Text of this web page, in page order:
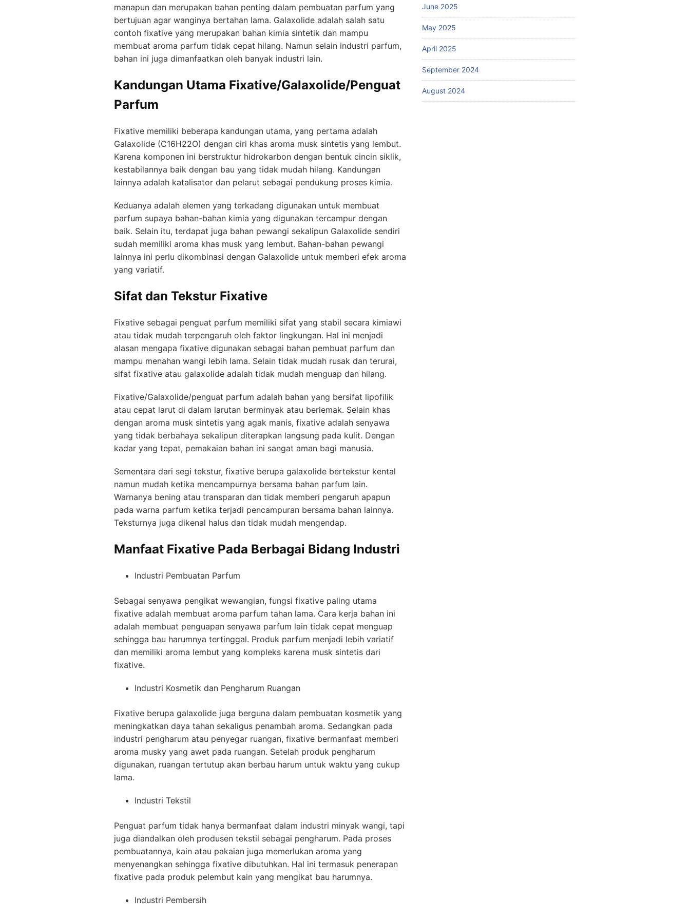
manapun dan merupakan bahan penting dalam pembuatan parfum yang
bertujuan agar wanginya bertahan lama. Galaxolide adalah salah satu
contoh fixative yang merupakan bahan kimia sintetik dan mampu
membuat aroma parfum tidak cepat hilang. Namun selain industri parfum,
bahan ini juga dimanfaatkan oleh banyak industri lain.
Kandungan Utama Fixative/Galaxolide/Penguat
Parfum
Fixative memiliki beberapa kandungan utama, yang pertama adalah
Galaxolide (C16H22O) dengan ciri khas aroma musk sintetis yang lembut.
Karena komponen ini berstruktur hidrokarbon dengan bentuk cincin siklik,
kestabilannya baik dengan bau yang tidak mudah hilang. Kandungan
lainnya adalah katalisator dan pelarut sebagai pendukung proses kimia.
Keduanya adalah elemen yang terkadang digunakan untuk membuat
parfum supaya bahan-bahan kimia yang digunakan tercampur dengan
baik. Selain itu, terdapat juga bahan pewangi sekalipun Galaxolide sendiri
sudah memiliki aroma khas musk yang lembut. Bahan-bahan pewangi
lainnya ini perlu dikombinasi dengan Galaxolide untuk memberi efek aroma
yang variatif.
Sifat dan Tekstur Fixative
Fixative sebagai penguat parfum memiliki sifat yang stabil secara kimiawi
atau tidak mudah terpengaruh oleh faktor lingkungan. Hal ini menjadi
alasan mengapa fixative digunakan sebagai bahan pembuat parfum dan
mampu menahan wangi lebih lama. Selain tidak mudah rusak dan terurai,
sifat fixative atau galaxolide adalah tidak mudah menguap dan hilang.
Fixative/Galaxolide/penguat parfum adalah bahan yang bersifat lipofilik
atau cepat larut di dalam larutan berminyak atau berlemak. Selain khas
dengan aroma musk sintetis yang agak manis, fixative adalah senyawa
yang tidak berbahaya sekalipun diterapkan langsung pada kulit. Dengan
kadar yang tepat, pemakaian bahan ini sangat aman bagi manusia.
Sementara dari segi tekstur, fixative berupa galaxolide bertekstur kental
namun mudah ketika mencampurnya bersama bahan parfum lain.
Warnanya bening atau transparan dan tidak memberi pengaruh apapun
pada warna parfum ketika terjadi pencampuran bersama bahan lainnya.
Teksturnya juga dikenal halus dan tidak mudah mengendap.
Manfaat Fixative Pada Berbagai Bidang Industri
Industri Pembuatan Parfum
Sebagai senyawa pengikat wewangian, fungsi fixative paling utama
fixative adalah membuat aroma parfum tahan lama. Cara kerja bahan ini
adalah membuat penguapan senyawa parfum lain tidak cepat menguap
sehingga bau harumnya tertinggal. Produk parfum menjadi lebih variatif
dan memiliki aroma lembut yang kompleks karena musk sintetis dari
fixative.
Industri Kosmetik dan Pengharum Ruangan
Fixative berupa galaxolide juga berguna dalam pembuatan kosmetik yang
meningkatkan daya tahan sekaligus penambah aroma. Sedangkan pada
industri pengharum atau penyegar ruangan, fixative bermanfaat memberi
aroma musky yang awet pada ruangan. Setelah produk pengharum
digunakan, ruangan tertutup akan berbau harum untuk waktu yang cukup
lama.
Industri Tekstil
Penguat parfum tidak hanya bermanfaat dalam industri minyak wangi, tapi
juga diandalkan oleh produsen tekstil sebagai pengharum. Pada proses
pembuatannya, kain atau pakaian juga memerlukan aroma yang
menyenangkan sehingga fixative dibutuhkan. Hal ini termasuk penerapan
fixative pada produk pelembut kain yang mengikat bau harumnya.
Industri Pembersih
June 2025
May 2025
April 2025
September 2024
August 2024